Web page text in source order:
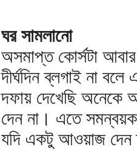
ঘর সামলানো
অসমাপ্ত কোর্সটা
দীর্ঘদিন ব্লগাই না
দফায় দেখেছি অনেকে
দেন না। এতে সমন্বয়ক
যদি একটু আওয়াজ দেন